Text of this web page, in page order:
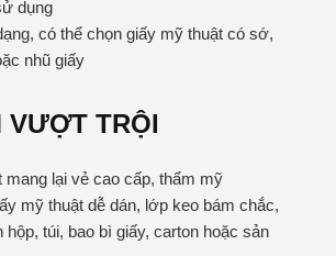
dụng
có thể chọn giấy mỹ thuật có sớ,
nhũ giấy
VƯỢT TRỘI
mang lại vẻ cao cấp, thẩm mỹ
mỹ thuật dễ dán, lớp keo bám chắc,
hộp, túi, bao bì giấy, carton hoặc sản